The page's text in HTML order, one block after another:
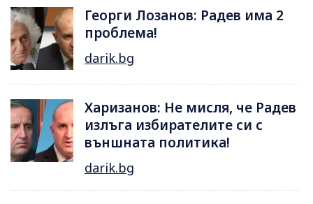
Георги Лозанов: Радев има 2
проблема!
darik.bg
Харизанов: Не мисля, че Радев
излъга избирателите си с
външната политика!
darik.bg